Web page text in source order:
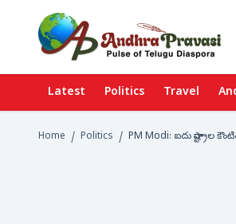
Latest Politics Travel
Home / Politics / PM Modi: ఐదు రాష్ట్రాల